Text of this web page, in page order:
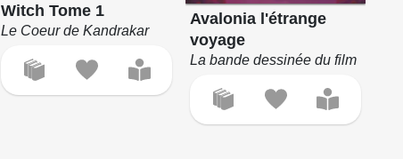
Witch Tome 1
Le Coeur de Kandrakar
Avalonia l'étrange
voyage
La bande dessinée du film